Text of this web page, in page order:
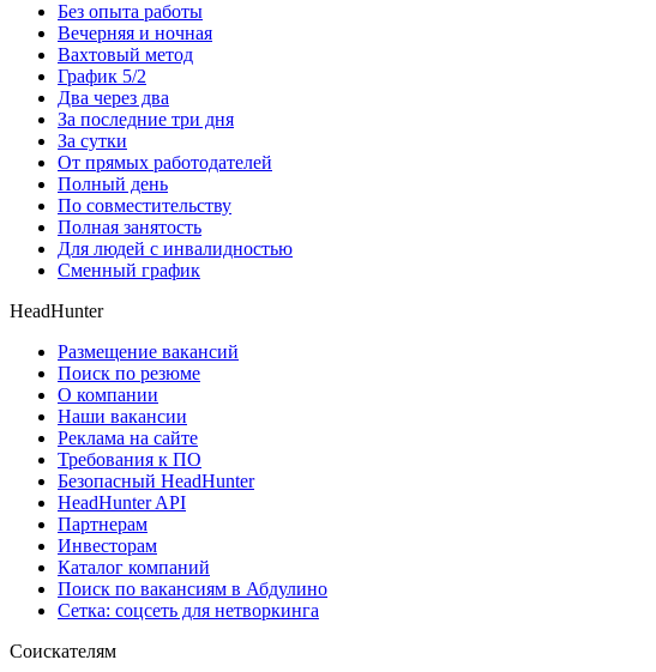
Без опыта работы
Вечерняя и ночная
Вахтовый метод
График 5/2
Два через два
За последние три дня
За сутки
От прямых работодателей
Полный день
По совместительству
Полная занятость
Для людей с инвалидностью
Сменный график
HeadHunter
Размещение вакансий
Поиск по резюме
О компании
Наши вакансии
Реклама на сайте
Требования к ПО
Безопасный HeadHunter
HeadHunter API
Партнерам
Инвесторам
Каталог компаний
Поиск по вакансиям в Абдулино
Сетка: соцсеть для нетворкинга
Соискателям